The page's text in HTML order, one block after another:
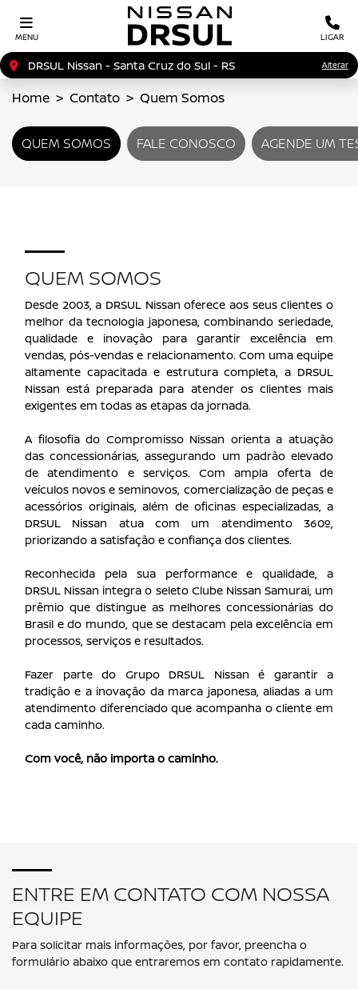
MENU LIGAR
DRSUL Nissan - Santa Cruz do Sul - RS Alterar
Home Contato Quem Somos
QUEM SOMOS FALE CONOSCO AGENDE UM
QUEM SOMOS
Desde 2003, a DRSUL Nissan oferece aos seus clientes o
melhor da tecnologia japonesa, combinando seriedade,
qualidade e inovação para garantir excelência em
vendas, pós-vendas e relacionamento. Com uma equipe
altamente capacitada e estrutura completa, a DRSUL
Nissan está preparada para atender os clientes mais
exigentes em todas as etapas da jornada.
A filosofia do Compromisso Nissan orienta a atuação
das concessionárias, assegurando um padrão elevado
de atendimento e serviços. Com ampla oferta de
veículos novos e seminovos, comercialização de peças e
acessórios originais, além de oficinas especializadas, a
DRSUL Nissan atua com um atendimento 360º,
priorizando a satisfação e confiança dos clientes.
Reconhecida pela sua performance e qualidade, a
DRSUL Nissan integra o seleto Clube Nissan Samurai, um
prêmio que distingue as melhores concessionárias do
Brasil e do mundo, que se destacam pela excelência em
processos, serviços e resultados.
Fazer parte do Grupo DRSUL Nissan é garantir a
tradição e a inovação da marca japonesa, aliadas a um
atendimento diferenciado que acompanha o cliente em
cada caminho.
Com você, não importa o caminho.
ENTRE EM CONTATO COM NOSSA
EQUIPE
Para solicitar mais informações, por favor, preencha o
formulário abaixo que entraremos em contato rapidamente.